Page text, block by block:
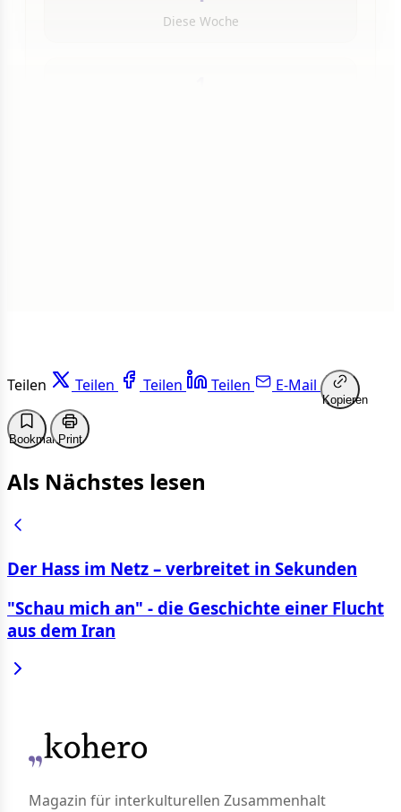
Diese Woche
Teilen Teilen Teilen Teilen E-Mail
Kopieren
BookmarkPrint
Als Nächstes lesen
Der Hass im Netz – verbreitet in Sekunden
"Schau mich an" - die Geschichte einer Flucht
aus dem Iran
Magazin für interkulturellen Zusammenhalt